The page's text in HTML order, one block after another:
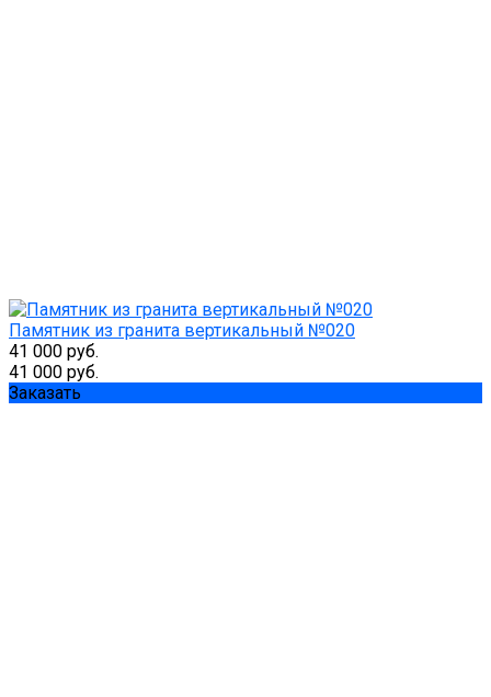
Памятник из гранита вертикальный №020
41 000 руб.
41 000 руб.
Заказать